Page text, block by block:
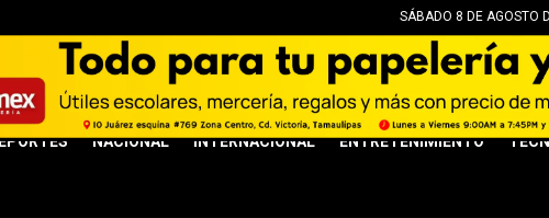
SÁBADO 8 DE AGOSTO
NACIONAL INTERNACIONAL ENTRETENIMIENTO